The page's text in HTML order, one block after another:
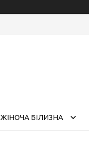
ЖІНОЧА БІЛИЗНА